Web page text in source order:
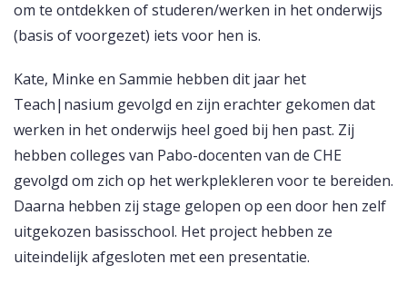
om te ontdekken of studeren/werken in het onderwijs
(basis of voorgezet) iets voor hen is.
Kate, Minke en Sammie hebben dit jaar het
Teach|nasium gevolgd en zijn erachter gekomen dat
werken in het onderwijs heel goed bij hen past. Zij
hebben colleges van Pabo-docenten van de CHE
gevolgd om zich op het werkplekleren voor te bereiden.
Daarna hebben zij stage gelopen op een door hen zelf
uitgekozen basisschool. Het project hebben ze
uiteindelijk afgesloten met een presentatie.